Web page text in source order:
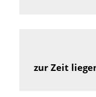
zur Zeit